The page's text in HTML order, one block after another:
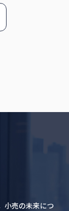
小売の未来につ